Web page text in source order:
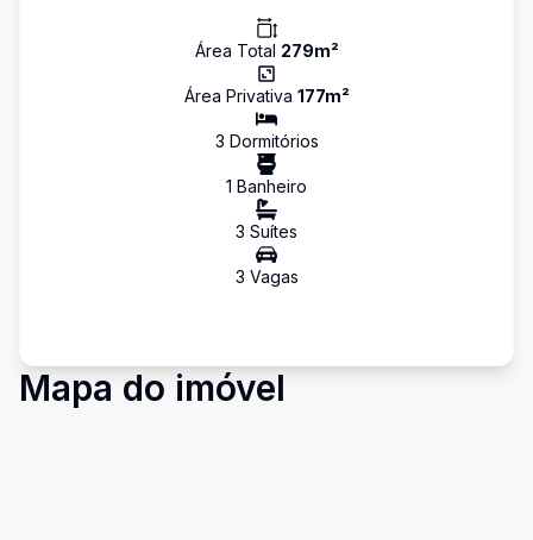
Área Total 279m²
Área Privativa 177m²
3 Dormitórios
1 Banheiro
3 Suítes
3 Vagas
Mapa do imóvel